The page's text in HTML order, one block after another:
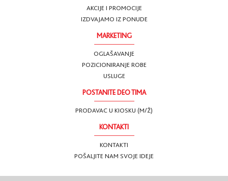
AKCIJE I PROMOCIJE
IZDVAJAMO IZ PONUDE
MARKETING
OGLAŠAVANJE
POZICIONIRANJE ROBE
USLUGE
POSTANITE DEO TIMA
PRODAVAC U KIOSKU (M/Ž)
KONTAKTI
KONTAKTI
POŠALJITE NAM SVOJE IDEJE